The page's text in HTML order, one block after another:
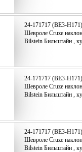
24-171717 (BE3-
Шевроле Cruze
Bilstein Бильштайн ,
24-171717 (BE3-
Шевроле Cruze
Bilstein Бильштайн ,
24-171717 (BE3-
Шевроле Cruze
Bilstein Бильштайн ,